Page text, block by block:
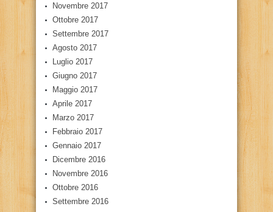
Novembre 2017
Ottobre 2017
Settembre 2017
Agosto 2017
Luglio 2017
Giugno 2017
Maggio 2017
Aprile 2017
Marzo 2017
Febbraio 2017
Gennaio 2017
Dicembre 2016
Novembre 2016
Ottobre 2016
Settembre 2016